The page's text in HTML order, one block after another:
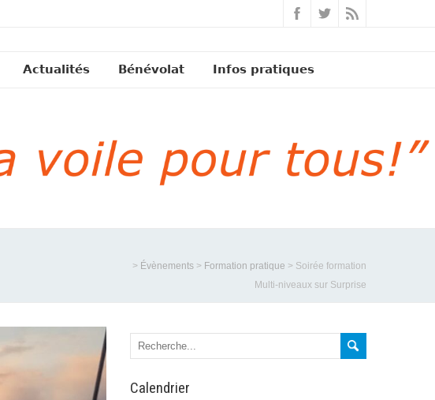
Actualités Bénévolat Infos pratiques
> Évènements > Formation pratique > Soirée formation
Multi-niveaux sur Surprise
Calendrier